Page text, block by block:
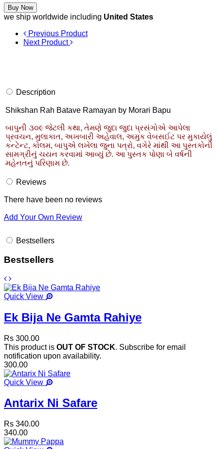
Buy Now
we ship worldwide including United States
Previous Product
Next Product
Description
Shikshan Rah Batave Ramayan by Morari Bapu
બાપુની ૩૦૯ જેટલી કથા, તેમણે જુદા જુદા પ્રસંગોએ આપેલા
પ્રવચન, મુલાકાત, અખબારી અહેવાલ, અમુક વેબસઈટ પર મુકાયેલું
કન્ટેન્ટ, કોલમ, બાપુએ લખેલા જુના પત્રો, વગેરે માંથી આ પુસ્તકોની
સામગ્રીનું ચયન કરવામાં આવ્યું છે. આ પુસ્તક પોણા બે વર્ષની
મહેનતનું પરિણામ છે.
Reviews
There have been no reviews
Add Your Own Review
Bestsellers
Bestsellers
Quick View
Ek Bija Ne Gamta Rahiye
Rs 300.00
This product is OUT OF STOCK. Subscribe for email
notification upon availability.
300.00
Quick View
Antarix Ni Safare
Rs 340.00
340.00